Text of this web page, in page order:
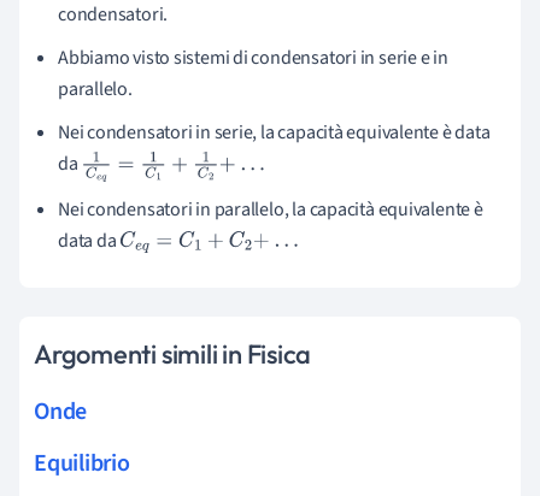
condensatori.
Abbiamo visto sistemi di condensatori in serie e in
parallelo.
Nei condensatori in serie, la capacità equivalente è data
da 1Ce q=1 C1+ 1C 2+...
Nei condensatori in parallelo, la capacità equivalente è
data daCeq =C1+C2+.. .
Argomenti simili in Fisica
Onde
Equilibrio